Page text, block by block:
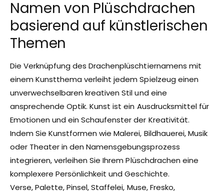
Namen von Plüschdrachen
basierend auf künstlerischen
Themen
Die Verknüpfung des Drachenplüschtiernamens mit
einem Kunstthema verleiht jedem Spielzeug einen
unverwechselbaren kreativen Stil und eine
ansprechende Optik. Kunst ist ein Ausdrucksmittel für
Emotionen und ein Schaufenster der Kreativität.
Indem Sie Kunstformen wie Malerei, Bildhauerei, Musik
oder Theater in den Namensgebungsprozess
integrieren, verleihen Sie Ihrem Plüschdrachen eine
komplexere Persönlichkeit und Geschichte.
Verse, Palette, Pinsel, Staffelei, Muse, Fresko,